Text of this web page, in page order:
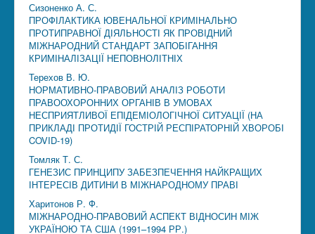
Сизоненко А. С.
ПРОФІЛАКТИКА ЮВЕНАЛЬНОЇ КРИМІНАЛЬНО
ПРОТИПРАВНОЇ ДІЯЛЬНОСТІ ЯК ПРОВІДНИЙ
МІЖНАРОДНИЙ СТАНДАРТ ЗАПОБІГАННЯ
КРИМІНАЛІЗАЦІЇ НЕПОВНОЛІТНІХ
Терехов В. Ю.
НОРМАТИВНО-ПРАВОВИЙ АНАЛІЗ РОБОТИ
ПРАВООХОРОННИХ ОРГАНІВ В УМОВАХ
НЕСПРИЯТЛИВОЇ ЕПІДЕМІОЛОГІЧНОЇ СИТУАЦІЇ (НА
ПРИКЛАДІ ПРОТИДІЇ ГОСТРІЙ РЕСПІРАТОРНІЙ ХВОРОБІ
COVID-19)
Томляк Т. С.
ГЕНЕЗИС ПРИНЦИПУ ЗАБЕЗПЕЧЕННЯ НАЙКРАЩИХ
ІНТЕРЕСІВ ДИТИНИ В МІЖНАРОДНОМУ ПРАВІ
Харитонов Р. Ф.
МІЖНАРОДНО-ПРАВОВИЙ АСПЕКТ ВІДНОСИН МІЖ
УКРАЇНОЮ ТА США (1991–1994 РР.)